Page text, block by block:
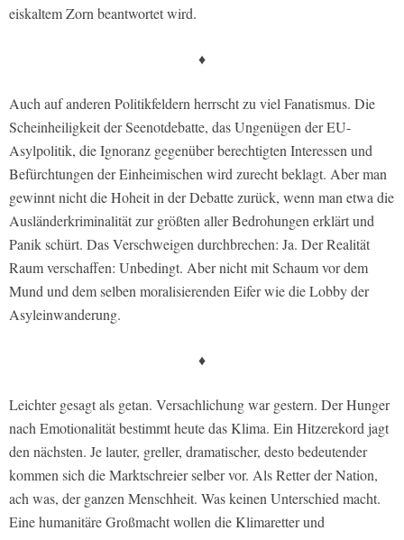
eiskaltem Zorn beantwortet wird.
♦
Auch auf anderen Politikfeldern herrscht zu viel Fanatismus. Die
Scheinheiligkeit der Seenotdebatte, das Ungenügen der EU-
Asylpolitik, die Ignoranz gegenüber berechtigten Interessen und
Befürchtungen der Einheimischen wird zurecht beklagt. Aber man
gewinnt nicht die Hoheit in der Debatte zurück, wenn man etwa die
Ausländerkriminalität zur größten aller Bedrohungen erklärt und
Panik schürt. Das Verschweigen durchbrechen: Ja. Der Realität
Raum verschaffen: Unbedingt. Aber nicht mit Schaum vor dem
Mund und dem selben moralisierenden Eifer wie die Lobby der
Asyleinwanderung.
♦
Leichter gesagt als getan. Versachlichung war gestern. Der Hunger
nach Emotionalität bestimmt heute das Klima. Ein Hitzerekord jagt
den nächsten. Je lauter, greller, dramatischer, desto bedeutender
kommen sich die Marktschreier selber vor. Als Retter der Nation,
ach was, der ganzen Menschheit. Was keinen Unterschied macht.
Eine humanitäre Großmacht wollen die Klimaretter und